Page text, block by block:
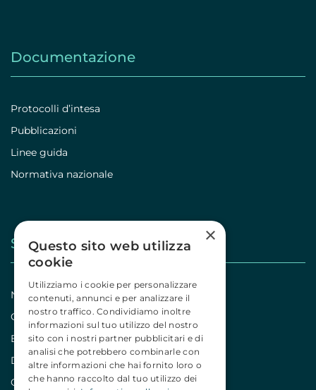
Documentazione
Protocolli d’intesa
Pubblicazioni
Linee guida
Normativa nazionale
Stampa
Notizie
Comunicati
Editoriali
Dicono di noi
Campagne
×
Questo sito web utilizza
cookie
Utilizziamo i cookie per personalizzare
contenuti, annunci e per analizzare il
nostro traffico. Condividiamo inoltre
informazioni sul tuo utilizzo del nostro
sito con i nostri partner pubblicitari e di
analisi che potrebbero combinarle con
altre informazioni che hai fornito loro o
che hanno raccolto dal tuo utilizzo dei